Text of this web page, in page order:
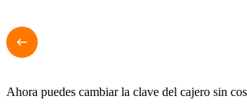
Ahora puedes cambiar la clave del cajero sin